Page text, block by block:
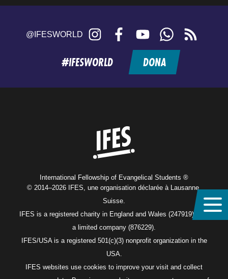
@IFESWORLD Instagram FacebookYouTubeWhatsApp
feed
#IFESWORLD DONA
International Fellowship of Evangelical Students ®
© 2014–2026 IFES, une organisation déclarée à Lausanne,
Suisse.
IFES is a registered charity in England and Wales (247919), and
a limited company (876229).
IFES/USA is a registered 501(c)(3) nonprofit organization in the
USA.
IFES websites use cookies to improve your visit and collect